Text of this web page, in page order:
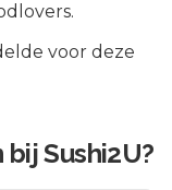
voor deze
bijSushi2U?